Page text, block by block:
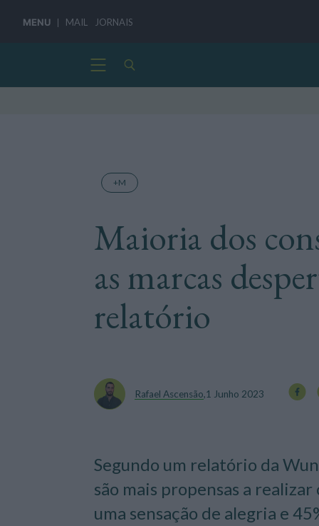
MENU MAIL JORNAIS
+M
Maioria dos
as marcas
relatório
Rafael Ascensão,1 Junho 2023
Segundo um relatório da
são mais propensas a
uma sensação de alegria e